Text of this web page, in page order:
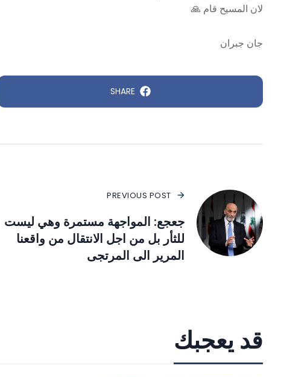
لان المسيح قام 🙏
جان جبران
SHARE
PREVIOUS POST
جعجع: المواجهة مستمرة وهي ليست
للثأر بل من اجل الانتقال من واقعنا
المرير الى المرتجى
قد يعجبك